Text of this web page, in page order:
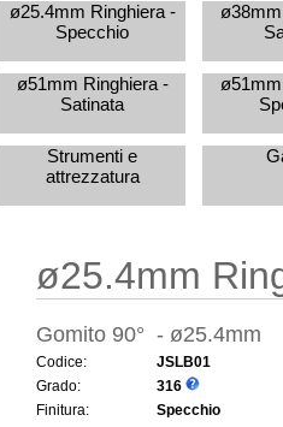
ø25.4mm Ringhiera -
Specchio
ø51mm Ringhiera -
Satinata
Strumenti e
attrezzatura
ø25.4mm
Gomito 90° - ø25.4mm
Codice:
JSLB01
Grado:
316
Finitura:
Specchio